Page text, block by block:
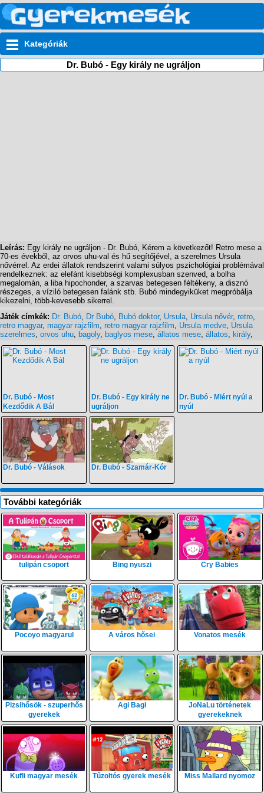
Kategóriák
Dr. Bubó - Egy király ne ugráljon
Leírás: Egy király ne ugráljon - Dr. Bubó, Kérem a következőt! Retro mese a
70-es évekből, az orvos uhu-val és hű segítőjével, a szerelmes Ursula
nővérrel. Az erdei állatok rendszerint valami súlyos pszichológiai problémával
rendelkeznek: az elefánt kisebbségi komplexusban szenved, a bolha
megalomán, a liba hipochonder, a szarvas betegesen féltékeny, a disznó
részeges, a víziló betegesen falánk stb. Bubó mindegyiküket megpróbálja
kikezelni, több-kevesebb sikerrel.
Játék címkék: Dr. Bubó, Dr Bubó, Bubó doktor, Ursula, Ursula nővér, retro,
retro magyar, magyar rajzfilm, retro magyar rajzfilm, Ursula medve, Ursula
szerelmes, orvos uhu, bagoly, baglyos mese, állatos mese, állatos, király,
Dr. Bubó - Most
Kezdődik A Bál
Dr. Bubó - Egy király ne
ugráljon
Dr. Bubó - Miért nyúl a
nyúl
Dr. Bubó - Válások Dr. Bubó - Szamár-Kór
További kategóriák
tulipán csoport Bing nyuszi Cry Babies
Pocoyo magyarul A város hősei Vonatos mesék
Pizsihősök - szuperhős
gyerekek
Agi Bagi
JoNaLu történetek
gyerekeknek
Kufli magyar mesék Tűzoltós gyerek mesék Miss Mallard nyomoz